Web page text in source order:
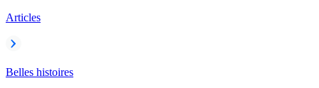
Articles
Belles histoires